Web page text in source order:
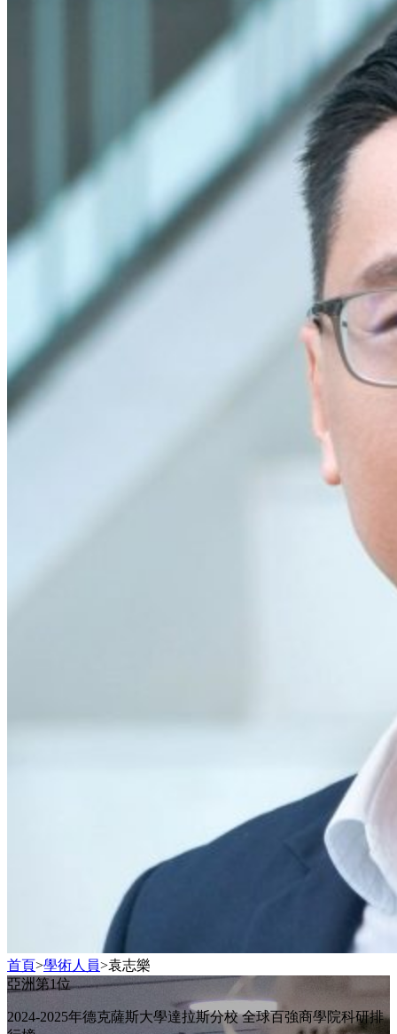
首頁>學術人員>袁志樂
亞洲第1位
2024-2025年德克薩斯大學達拉斯分校 全球百強商學院科研排